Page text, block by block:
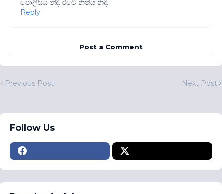
පොලීසිය නිදි. රටේ නීතිය නිදි.
Reply
Post a Comment
Previous Post Next Post
Follow Us